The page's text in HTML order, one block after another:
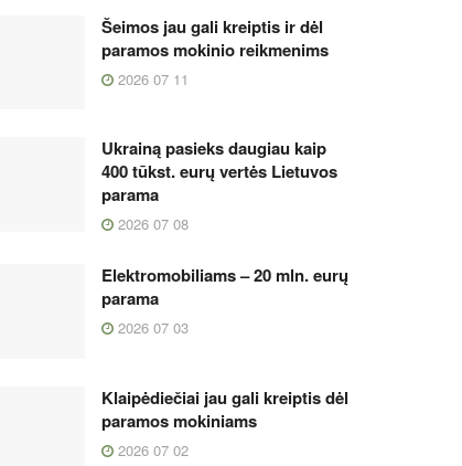
Šeimos jau gali kreiptis ir dėl
paramos mokinio reikmenims
2026 07 11
Ukrainą pasieks daugiau kaip
400 tūkst. eurų vertės Lietuvos
parama
2026 07 08
Elektromobiliams – 20 mln. eurų
parama
2026 07 03
Klaipėdiečiai jau gali kreiptis dėl
paramos mokiniams
2026 07 02